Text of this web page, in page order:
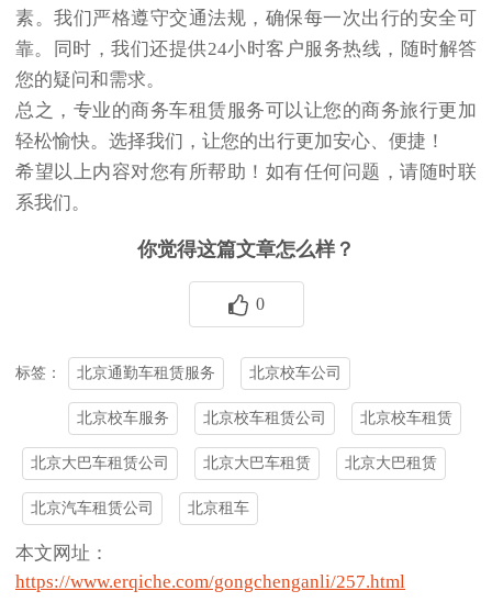
素。我们严格遵守交通法规，确保每一次出行的安全可
靠。同时，我们还提供24小时客户服务热线，随时解答
您的疑问和需求。
总之，专业的商务车租赁服务可以让您的商务旅行更加
轻松愉快。选择我们，让您的出行更加安心、便捷！
希望以上内容对您有所帮助！如有任何问题，请随时联
系我们。
你觉得这篇文章怎么样？
0
标签： 北京通勤车租赁服务 北京校车公司
北京校车服务 北京校车租赁公司 北京校车租赁
北京大巴车租赁公司 北京大巴车租赁 北京大巴租赁
北京汽车租赁公司 北京租车
本文网址：
https://www.erqiche.com/gongchenganli/257.html